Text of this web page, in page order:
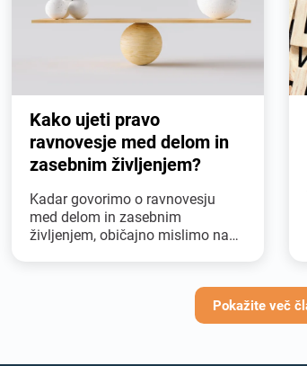
Kako ujeti pravo
ravnovesje med delom in
zasebnim življenjem?
Kadar govorimo o ravnovesju
med delom in zasebnim
življenjem, običajno mislimo na
delovnega časa, pa naj gre za
uresničevanje osebnih interesov
Pokažite več